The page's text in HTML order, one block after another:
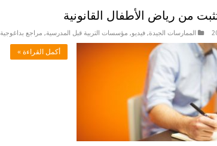
من رياض الأطفال القانونية
الممارسات الجيدة, فيديو, مؤسسات التربية قبل المدرسية, مراجع بداغوجية
أكمل القراءة »